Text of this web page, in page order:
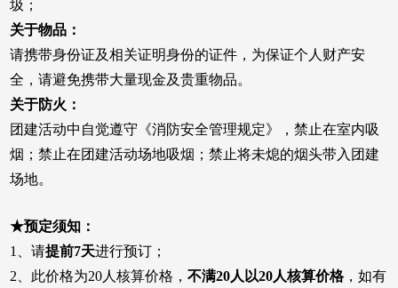
圾；
关于物品：
请携带身份证及相关证明身份的证件，为保证个人财产安
全，请避免携带大量现金及贵重物品。
关于防火：
团建活动中自觉遵守《消防安全管理规定》，禁止在室内吸
烟；禁止在团建活动场地吸烟；禁止将未熄的烟头带入团建
场地。
★预定须知：
1、请提前7天进行预订；
2、此价格为20人核算价格， 不满20人以20人核算价格，如有